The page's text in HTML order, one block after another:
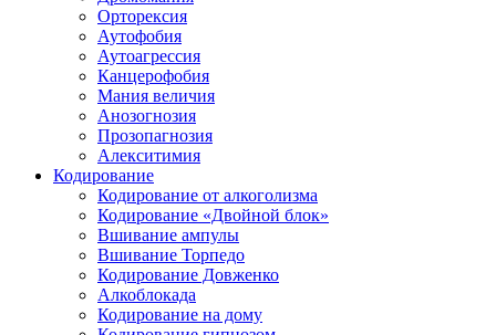
Орторексия
Аутофобия
Аутоагрессия
Канцерофобия
Мания величия
Анозогнозия
Прозопагнозия
Алекситимия
Кодирование
Кодирование от алкоголизма
Кодирование «Двойной блок»
Вшивание ампулы
Вшивание Торпедо
Кодирование Довженко
Алкоблокада
Кодирование на дому